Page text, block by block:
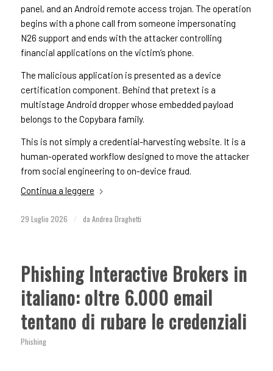
panel, and an Android remote access trojan. The operation
begins with a phone call from someone impersonating
N26 support and ends with the attacker controlling
financial applications on the victim’s phone.
The malicious application is presented as a device
certification component. Behind that pretext is a
multistage Android dropper whose embedded payload
belongs to the Copybara family.
This is not simply a credential-harvesting website. It is a
human-operated workflow designed to move the attacker
from social engineering to on-device fraud.
Continua a leggere
29 Luglio 2026 / da Andrea Draghetti
Phishing Interactive Brokers in
italiano: oltre 6.000 email
tentano di rubare le credenziali
Phishing